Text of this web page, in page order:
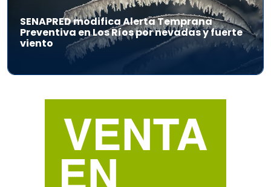
SENAPRED modifica Alerta Temprana
Preventiva en Los Ríos por nevadas y fuerte
viento